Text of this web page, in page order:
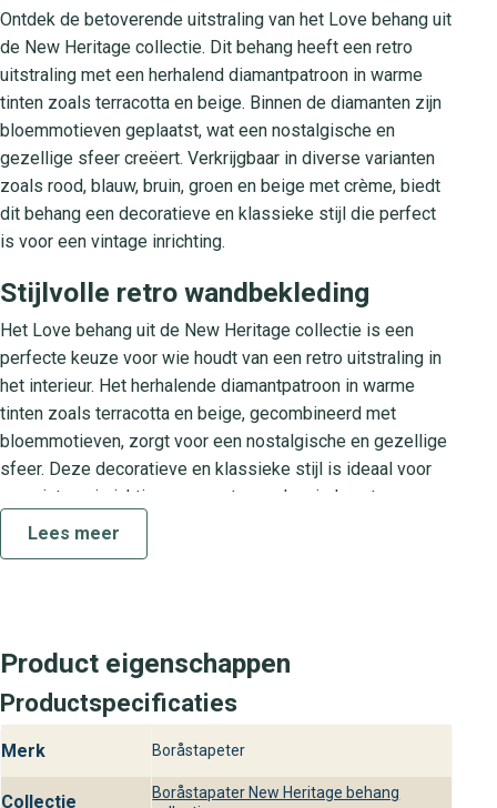
Ontdek de betoverende uitstraling van het Love behang uit
de New Heritage collectie. Dit behang heeft een retro
uitstraling met een herhalend diamantpatroon in warme
tinten zoals terracotta en beige. Binnen de diamanten zijn
bloemmotieven geplaatst, wat een nostalgische en
gezellige sfeer creëert. Verkrijgbaar in diverse varianten
zoals rood, blauw, bruin, groen en beige met crème, biedt
dit behang een decoratieve en klassieke stijl die perfect
is voor een vintage inrichting.
Stijlvolle retro wandbekleding
Het Love behang uit de New Heritage collectie is een
perfecte keuze voor wie houdt van een retro uitstraling in
het interieur. Het herhalende diamantpatroon in warme
tinten zoals terracotta en beige, gecombineerd met
bloemmotieven, zorgt voor een nostalgische en gezellige
sfeer. Deze decoratieve en klassieke stijl is ideaal voor
een vintage inrichting en voegt een vleugje luxe toe aan
elke ruimte.
deze collectie is ontworpen om een tijdloze charme en
elegantie aan jouw interieur toe te voegen. Met een focus
op kwaliteit en stijl, biedt de New Heritage collectie een
breed scala aan opties voor elke smaak en voorkeur.
Lees meer
Product eigenschappen
Productspecificaties
Merk Boråstapeter
Collectie
Boråstapater New Heritage behang